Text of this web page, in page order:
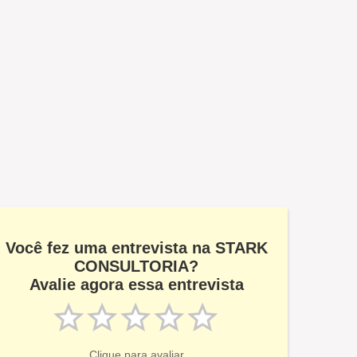
Você fez uma entrevista na STARK
CONSULTORIA?
Avalie agora essa entrevista